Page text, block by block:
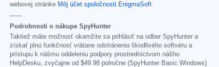
webovej stránke Môj účet spoločnosti EnigmaSoft.
------
Podrobnosti o nákupe SpyHunter
Taktiež máte možnosť okamžite sa prihlásiť na odber SpyHunter a
získať plnú funkčnosť vrátane odstránenia škodlivého softvéru a
prístupu k nášmu oddeleniu podpory prostredníctvom nášho
HelpDesku, zvyčajne od $49.98 polročne (SpyHunter Basic Windows)